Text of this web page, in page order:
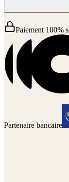
Paiement 100%
Partenaire bancaire